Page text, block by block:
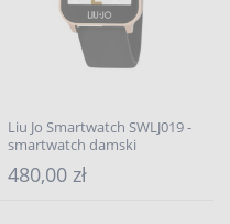
Liu Jo Smartwatch SWLJ019 -
smartwatch damski
480,00 zł